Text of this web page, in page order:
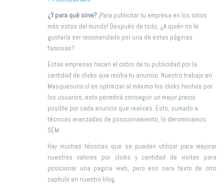
¿Y para qué sirve? ¡Para publicitar tu empresa en los sitios
más vistos del mundo! Después de todo, ¿A quién no le
gustaría ser recomendado por una de estas páginas
famosas?.
Estas empresas hacen el cobro de tu publicidad por la
cantidad de clicks que reciba tu anuncio. Nuestro trabajo en
Masqueouno.cl es optimizar al máximo los clicks hechos por
los usuarios, esto permitirá conseguir un mejor precio
posible por cada anuncio que realices. Esto, sumado a
técnicas avanzadas de posicionamiento, lo denominamos
SEM.
Hay muchas técnicas que se pueden utilizar para mejorar
nuestros valores por clicks y cantidad de visitas para
posicionar una pagina web, pero eso sera texto de otro
capítulo en nuestro blog.